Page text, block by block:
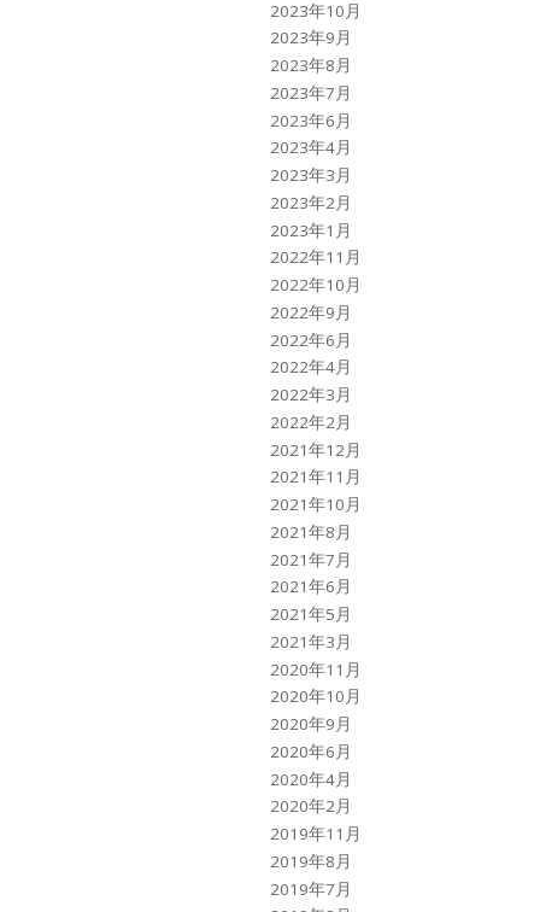
2023年10月
2023年9月
2023年8月
2023年7月
2023年6月
2023年4月
2023年3月
2023年2月
2023年1月
2022年11月
2022年10月
2022年9月
2022年6月
2022年4月
2022年3月
2022年2月
2021年12月
2021年11月
2021年10月
2021年8月
2021年7月
2021年6月
2021年5月
2021年3月
2020年11月
2020年10月
2020年9月
2020年6月
2020年4月
2020年2月
2019年11月
2019年8月
2019年7月